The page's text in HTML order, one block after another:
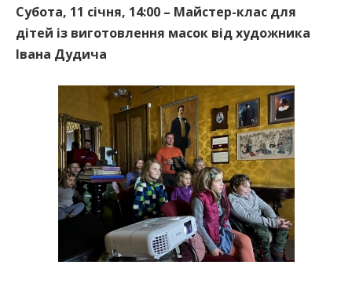
Субота, 11 січня, 14:00 – Майстер-клас для
дітей із виготовлення масок від художника
Івана Дудича